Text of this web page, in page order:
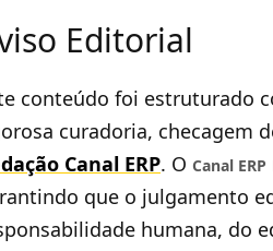
Editorial
conteúdo foi estruturado
curadoria, checagem
Canal ERP. O Canal ERP
que o julgamento
humana, do